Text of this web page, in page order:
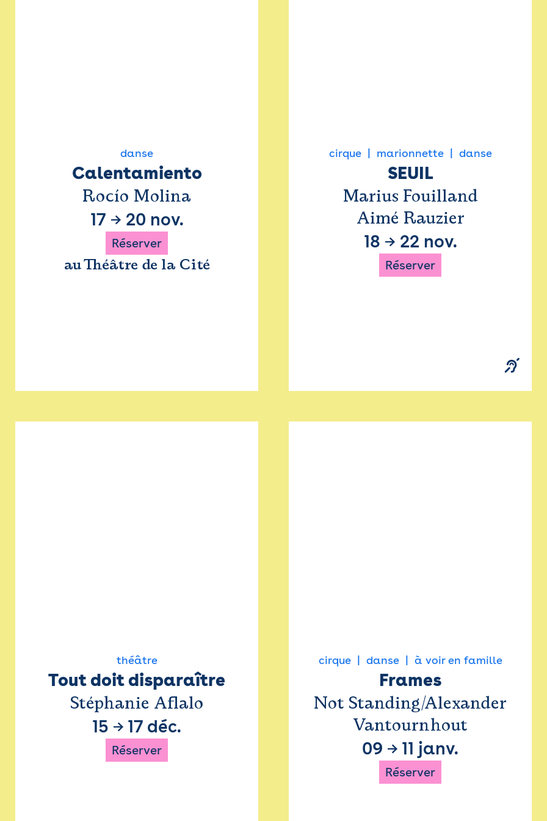
danse
Calentamiento
Rocío Molina
17 → 20 nov.
Réserver
au Théâtre de la Cité
cirque marionnette danse
SEUIL
Marius Fouilland
Aimé Rauzier
18 → 22 nov.
Réserver
théâtre
Tout doit disparaître
Stéphanie Aflalo
15 → 17 déc.
Réserver
cirque danse à voir en famille
Frames
Not Standing/Alexander
Vantournhout
09 → 11 janv.
Réserver